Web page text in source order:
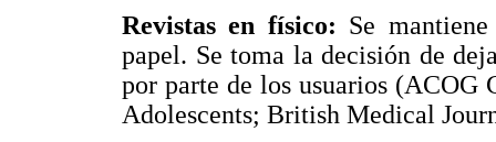
Revistas en físico: Se
papel. Se toma la decisión de
por parte de los usuarios
Adolescents; British Medical